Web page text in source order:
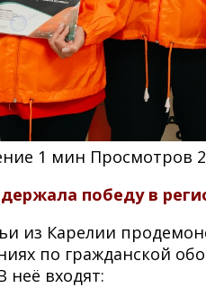
1 мин Просмотров
победу в
из Карелии
по гражданской
неё входят: